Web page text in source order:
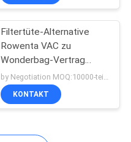
Filtertüte-Alternative
Rowenta VAC zu
Wonderbag-Vertrag
WB305120 WB406120
(RO4, RO05)
by Negotiation MOQ:10000-teilig/Stücke
KONTAKT